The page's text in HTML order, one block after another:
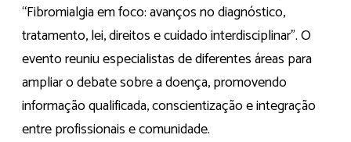
“Fibromialgia em foco: avanços no diagnóstico,
tratamento, lei, direitos e cuidado interdisciplinar”. O
evento reuniu especialistas de diferentes áreas para
ampliar o debate sobre a doença, promovendo
informação qualificada, conscientização e integração
entre profissionais e comunidade.